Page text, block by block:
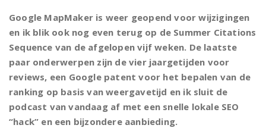
Google MapMaker is weer geopend voor wijzigingen
en ik blik ook nog even terug op de Summer Citations
Sequence van de afgelopen vijf weken. De laatste
paar onderwerpen zijn de vier jaargetijden voor
reviews, een Google patent voor het bepalen van de
ranking op basis van weergavetijd en ik sluit de
podcast van vandaag af met een snelle lokale SEO
“hack” en een bijzondere aanbieding.